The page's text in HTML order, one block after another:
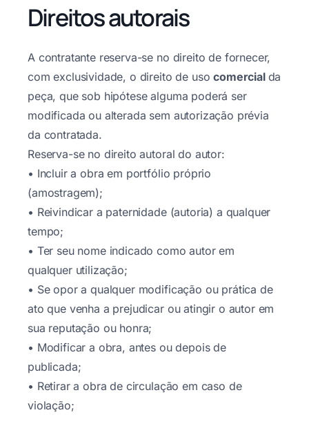
Direitos autorais
A contratante reserva-se no direito de fornecer,
com exclusividade, o direito de usocomercial da
peça, que sob hipótese alguma poderá ser
modificada ou alterada sem autorização prévia
da contratada.
Reserva-se no direito autoral do autor:
• Incluir a obra em portfólio próprio
(amostragem);
• Reivindicar a paternidade (autoria) a qualquer
tempo;
• Ter seu nome indicado como autor em
qualquer utilização;
• Se opor a qualquer modificação ou prática de
ato que venha a prejudicar ou atingir o autor em
sua reputação ou honra;
• Modificar a obra, antes ou depois de
publicada;
• Retirar a obra de circulação em caso de
violação;